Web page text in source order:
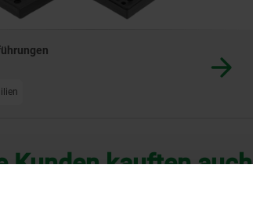
Kunden kauften auch